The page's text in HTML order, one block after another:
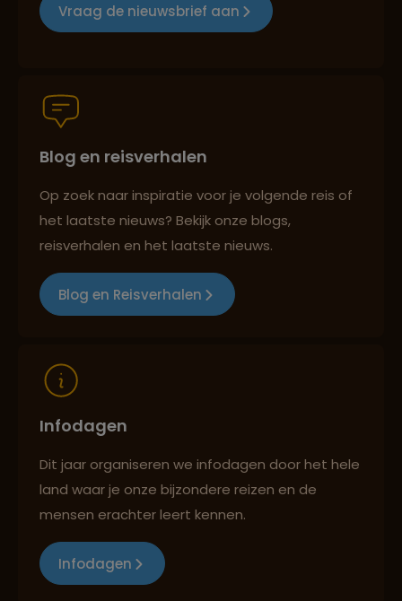
Best beoordeelde reisroutes
Reizen met oog voor mens, cultuur en milieu
Vraag de nieuwsbrief aan
Blog en reisverhalen
Op zoek naar inspiratie voor je volgende reis of
het laatste nieuws? Bekijk onze blogs,
reisverhalen en het laatste nieuws.
Blog en Reisverhalen
Infodagen
Dit jaar organiseren we infodagen door het hele
land waar je onze bijzondere reizen en de
mensen erachter leert kennen.
Infodagen